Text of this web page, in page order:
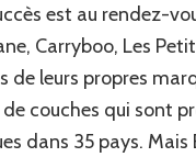
est au rendez-
Carryboo, Les
leurs propres
couches qui sont
dans 35 pays.